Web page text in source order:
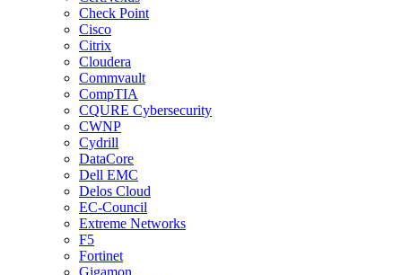
Check Point
Cisco
Citrix
Cloudera
Commvault
CompTIA
CQURE Cybersecurity
CWNP
Cydrill
DataCore
Dell EMC
Delos Cloud
EC-Council
Extreme Networks
F5
Fortinet
Gigamon